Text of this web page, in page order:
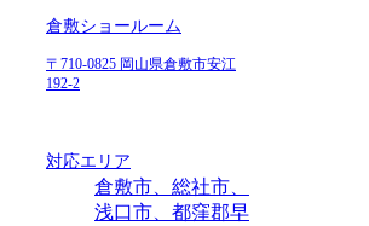
倉敷ショールーム
〒710-0825 岡山県倉敷市安江
192-2
対応エリア
倉敷市、総社市、
浅口市、都窪郡早